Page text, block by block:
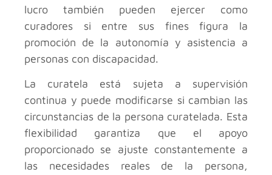
lucro también pueden ejercer como
curadores si entre sus fines figura la
promoción de la autonomía y asistencia a
personas con discapacidad.
La curatela está sujeta a supervisión
continua y puede modificarse si cambian las
circunstancias de la persona curatelada. Esta
flexibilidad garantiza que el apoyo
proporcionado se ajuste constantemente a
las necesidades reales de la persona,